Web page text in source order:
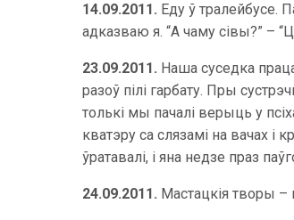
14.09.2011. Еду ў тралейбусе.
адказваю я. “А чаму сівы?” –
23.09.2011. Наша суседка
разоў пілі гарбату. Пры
толькі мы пачалі верыць у
кватэру са слязамі на вачах
ўратавалі, і яна недзе праз
24.09.2011. Мастацкія творы –